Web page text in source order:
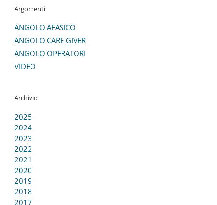
Argomenti
ANGOLO AFASICO
ANGOLO CARE GIVER
ANGOLO OPERATORI
VIDEO
Archivio
2025
2024
2023
2022
2021
2020
2019
2018
2017